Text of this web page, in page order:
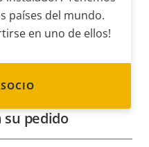
países del mundo.
en uno de ellos!
su pedido